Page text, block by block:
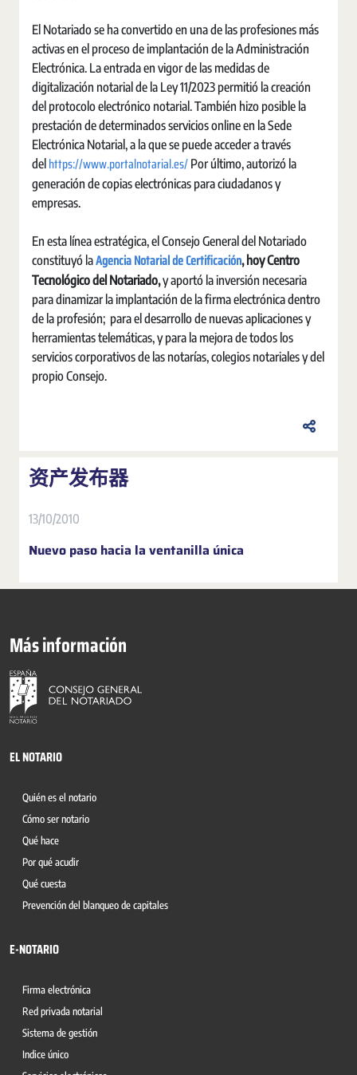
El Notariado se ha convertido en una de las profesiones más
activas en el proceso de implantación de la Administración
Electrónica. La entrada en vigor de las medidas de
digitalización notarial de la Ley 11/2023 permitió la creación
del protocolo electrónico notarial. También hizo posible la
prestación de determinados servicios online en la Sede
Electrónica Notarial, a la que se puede acceder a través
del https://www.portalnotarial.es/ Por último, autorizó la
generación de copias electrónicas para ciudadanos y
empresas.
En esta línea estratégica, el Consejo General del Notariado
constituyó laAgencia Notarial de Certificación, hoy Centro
Tecnológico del Notariado,y aportó la inversión necesaria
para dinamizar la implantación de la firma electrónica dentro
de la profesión; para el desarrollo de nuevas aplicaciones y
herramientas telemáticas, y para la mejora de todos los
servicios corporativos de las notarías, colegios notariales y del
propio Consejo.
资产发布器
13/10/2010
Nuevo paso hacia la ventanilla única
Más información
EL NOTARIO
Quién es el notario
Cómo ser notario
Qué hace
Por qué acudir
Qué cuesta
Prevención del blanqueo de capitales
E-NOTARIO
Firma electrónica
Red privada notarial
Sistema de gestión
Indice único